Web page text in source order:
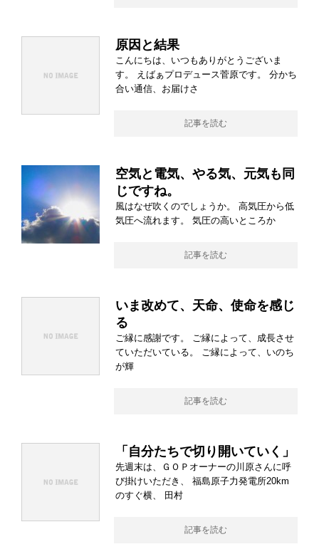
原因と結果
こんにちは、いつもありがとうございま
す。 えばぁプロデュース菅原です。 分かち
合い通信、お届けさ
記事を読む
空気と電気、やる気、元気も同
じですね。
風はなぜ吹くのでしょうか。 高気圧から低
気圧へ流れます。 気圧の高いところか
記事を読む
いま改めて、天命、使命を感じ
る
ご縁に感謝です。 ご縁によって、成長させ
ていただいている。 ご縁によって、いのち
が輝
記事を読む
「自分たちで切り開いていく」
先週末は、ＧＯＰオーナーの川原さんに呼
び掛けいただき、 福島原子力発電所20km
のすぐ横、 田村
記事を読む